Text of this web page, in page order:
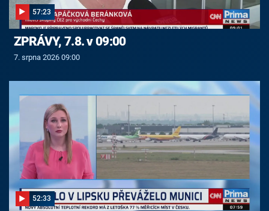
57:23
ZPRÁVY, 7.8. v 09:00
7. srpna 2026 09:00
52:33